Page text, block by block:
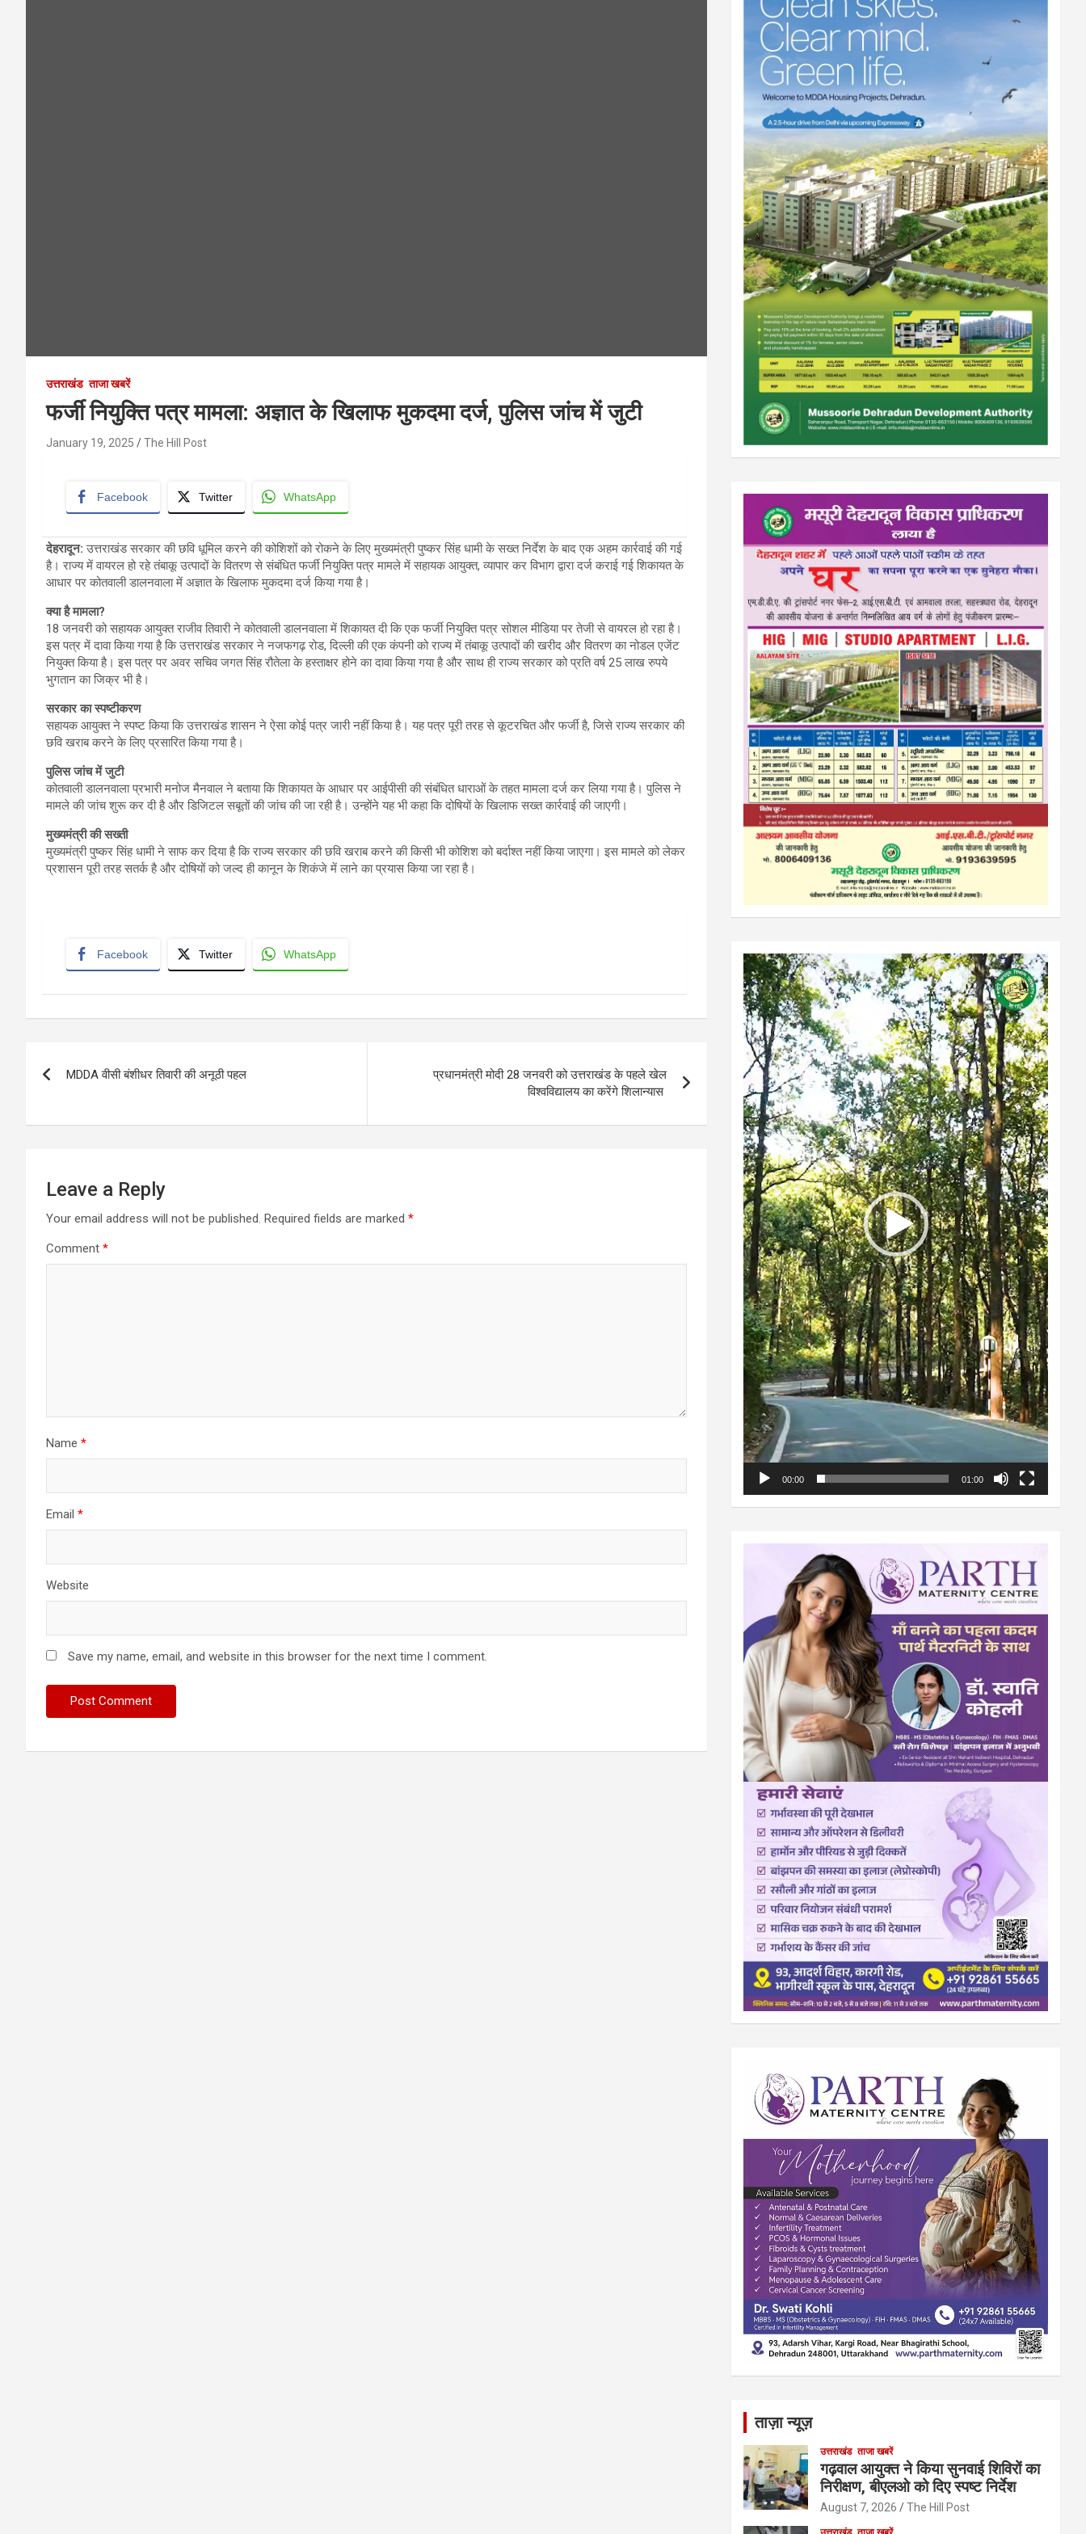
उत्तराखंड ताजा खबरें
फर्जी नियुक्ति पत्र मामला: अज्ञात के खिलाफ मुकदमा दर्ज, पुलिस जांच में जुटी
January 19, 2025 The Hill Post
Facebook Twitter WhatsApp
देहरादून: उत्तराखंड सरकार की छवि धूमिल करने की कोशिशों को रोकने के लिए मुख्यमंत्री पुष्कर सिंह धामी के सख्त निर्देश के बाद एक अहम कार्रवाई की गई
है। राज्य में वायरल हो रहे तंबाकू उत्पादों के वितरण से संबंधित फर्जी नियुक्ति पत्र मामले में सहायक आयुक्त, व्यापार कर विभाग द्वारा दर्ज कराई गई शिकायत के
आधार पर कोतवाली डालनवाला में अज्ञात के खिलाफ मुकदमा दर्ज किया गया है।
क्या है मामला?
18 जनवरी को सहायक आयुक्त राजीव तिवारी ने कोतवाली डालनवाला में शिकायत दी कि एक फर्जी नियुक्ति पत्र सोशल मीडिया पर तेजी से वायरल हो रहा है।
इस पत्र में दावा किया गया है कि उत्तराखंड सरकार ने नजफगढ़ रोड, दिल्ली की एक कंपनी को राज्य में तंबाकू उत्पादों की खरीद और वितरण का नोडल एजेंट
नियुक्त किया है। इस पत्र पर अवर सचिव जगत सिंह रौतेला के हस्ताक्षर होने का दावा किया गया है और साथ ही राज्य सरकार को प्रति वर्ष 25 लाख रुपये
भुगतान का जिक्र भी है।
सरकार का स्पष्टीकरण
सहायक आयुक्त ने स्पष्ट किया कि उत्तराखंड शासन ने ऐसा कोई पत्र जारी नहीं किया है। यह पत्र पूरी तरह से कूटरचित और फर्जी है, जिसे राज्य सरकार की
छवि खराब करने के लिए प्रसारित किया गया है।
पुलिस जांच में जुटी
कोतवाली डालनवाला प्रभारी मनोज मैनवाल ने बताया कि शिकायत के आधार पर आईपीसी की संबंधित धाराओं के तहत मामला दर्ज कर लिया गया है। पुलिस ने
मामले की जांच शुरू कर दी है और डिजिटल सबूतों की जांच की जा रही है। उन्होंने यह भी कहा कि दोषियों के खिलाफ सख्त कार्रवाई की जाएगी।
मुख्यमंत्री की सख्ती
मुख्यमंत्री पुष्कर सिंह धामी ने साफ कर दिया है कि राज्य सरकार की छवि खराब करने की किसी भी कोशिश को बर्दाश्त नहीं किया जाएगा। इस मामले को लेकर
प्रशासन पूरी तरह सतर्क है और दोषियों को जल्द ही कानून के शिकंजे में लाने का प्रयास किया जा रहा है।
Facebook Twitter WhatsApp
navigation
MDDA वीसी बंशीधर तिवारी की अनूठी पहल
प्रधानमंत्री मोदी 28 जनवरी को उत्तराखंड के पहले खेल
विश्वविद्यालय का करेंगे शिलान्यास
Leave a Reply
Your email address will not be published. Required fields are marked *
Comment *
Name *
Email *
Website
Save my name, email, and website in this browser for the next time I comment.
Video
Player
00:00 01:00
ताज़ा न्यूज़
उत्तराखंड ताजा खबरें
गढ़वाल आयुक्त ने किया सुनवाई शिविरों का
निरीक्षण, बीएलओ को दिए स्पष्ट निर्देश
August 7, 2026 The Hill Post